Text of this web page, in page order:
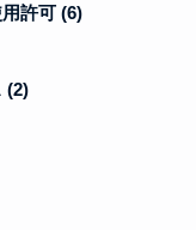
許可 (6)
(2)